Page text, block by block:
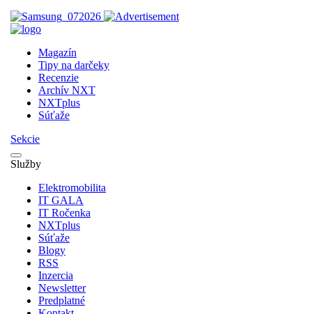
Magazín
Tipy na darčeky
Recenzie
Archív NXT
NXTplus
Súťaže
Sekcie
Služby
Elektromobilita
IT GALA
IT Ročenka
NXTplus
Súťaže
Blogy
RSS
Inzercia
Newsletter
Predplatné